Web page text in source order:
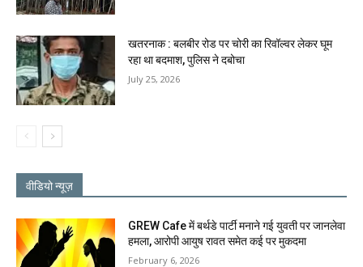
खतरनाक : बलबीर रोड पर चोरी का रिवॉल्वर लेकर घूम
रहा था बदमाश, पुलिस ने दबोचा
July 25, 2026
वीडियो न्यूज़
GREW Cafe में बर्थडे पार्टी मनाने गई युवती पर जानलेवा
हमला, आरोपी आयुष रावत समेत कई पर मुकदमा
February 6, 2026